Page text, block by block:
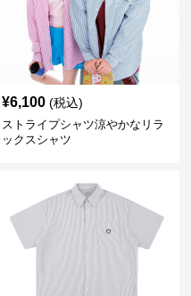
¥6,100 (税込)
ストライプシャツ涼やかなリラ
ックスシャツ